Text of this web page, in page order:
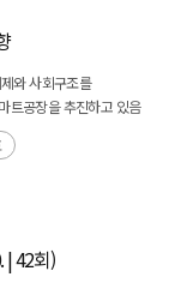
와 사회구조를
트공장을 추진하고 있음
트공장 정책지원을
| 42회)